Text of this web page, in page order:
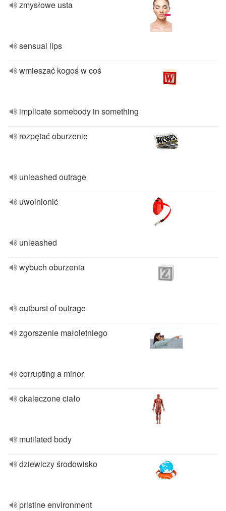
zmysłowe usta
sensual lips
wmieszać kogoś w coś
implicate somebody in something
rozpętać oburzenie
unleashed outrage
uwolnionić
unleashed
wybuch oburzenia
outburst of outrage
zgorszenie małoletniego
corrupting a minor
okaleczone ciało
mutilated body
dziewiczy środowisko
pristine environment